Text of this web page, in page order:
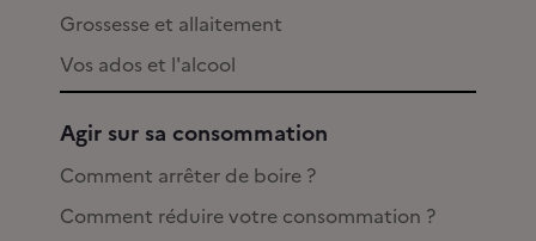
Grossesse et allaitement
Vos ados et l'alcool
Agir sur sa consommation
Comment arrêter de boire ?
Comment réduire votre consommation ?